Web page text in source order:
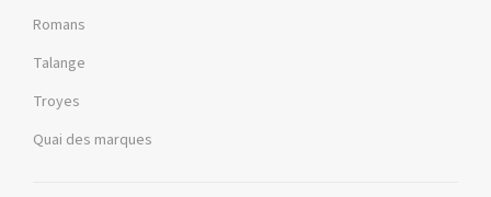
Romans
Talange
Troyes
Quai des marques